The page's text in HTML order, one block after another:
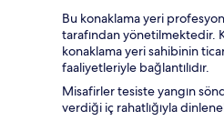
Bu konaklama yeri
tarafından yönetilmektedir.
konaklama yeri sahibinin
faaliyetleriyle bağlantılıdır.
Misafirler tesiste yangın
verdiği iç rahatlığıyla